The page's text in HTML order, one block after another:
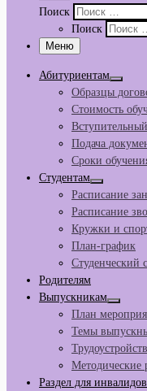
Поиск
Поиск
Меню
Абитуриентам
Образцы
Стоимость
Подача
Сроки
Студентам
Расписание
Расписание
Кружки и
План-график
Студенческий
Родителям
Выпускникам
План
Темы
Методические
Раздел для